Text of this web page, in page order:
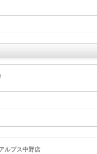
ルプス中野店